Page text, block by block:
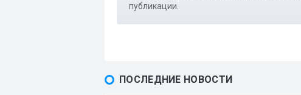
публикации.
ПОСЛЕДНИЕ НОВОСТИ